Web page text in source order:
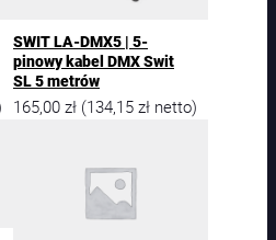
SWIT LA-DMX5 | 5-
pinowy kabel DMX Swit
SL 5 metrów
165,00 zł (134,15 zł netto)